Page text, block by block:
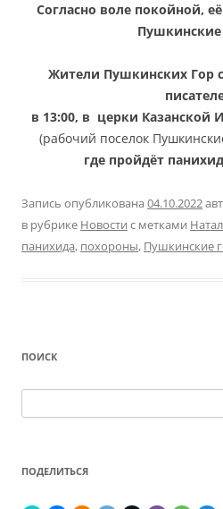
Согласно воле покойной,
Жители Пушкинских Гор
в 13:00, в церки
(рабочий поселок
где пройдёт
Запись опубликована 04.10.2022
в рубрике Новости с метками
панихида, похороны, Пушкинские
ПОИСК
ПОДЕЛИТЬСЯ